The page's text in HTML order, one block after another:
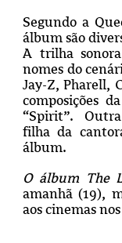
Segundo a
álbum são
A trilha
nomes do
Jay-Z, Pharell,
composições
“Spirit”.
filha da
álbum.
O álbum The
amanhã (19),
aos cinemas